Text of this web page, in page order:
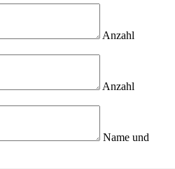
Anzahl
Anzahl
Name und